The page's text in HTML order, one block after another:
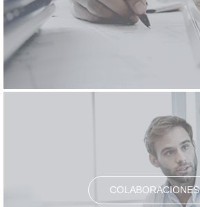
COLABORACIONES